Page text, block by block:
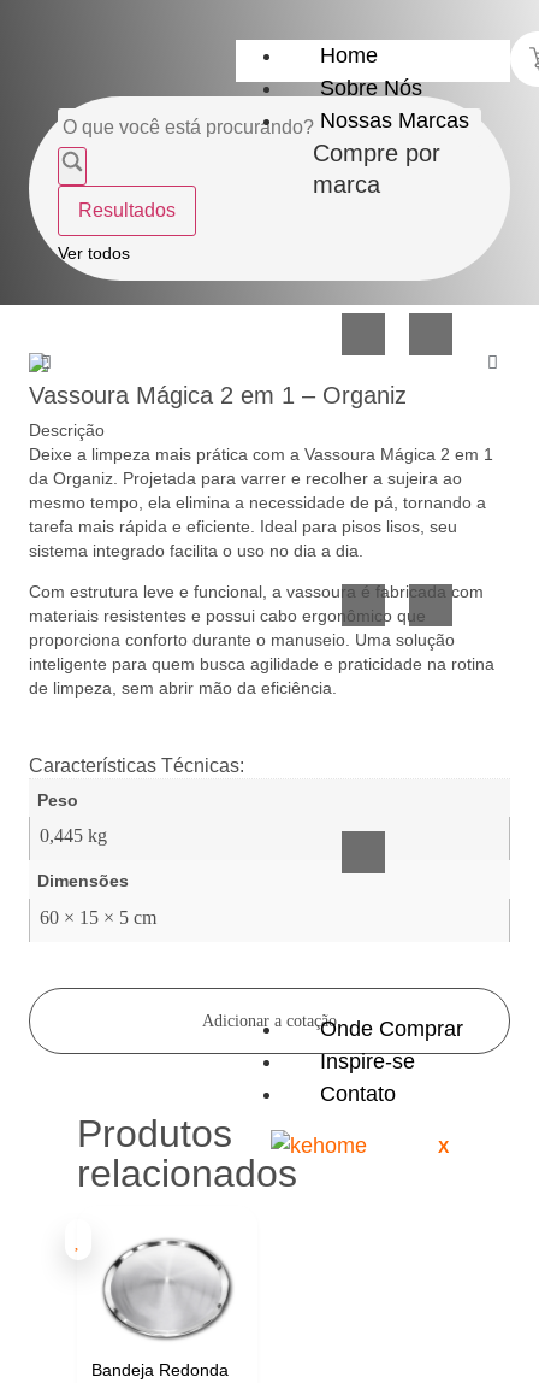
Home
Sobre Nós
Nossas Marcas
Compre por
marca
Lar
Organização
Utilidades
de
Vidro
Confeitaria
e
Acessórios
Onde Comprar
Inspire-se
Contato
X
Resultados
Ver todos
Vassoura Mágica 2 em 1 – Organiz
Descrição
Deixe a limpeza mais prática com a Vassoura Mágica 2 em 1
da Organiz. Projetada para varrer e recolher a sujeira ao
mesmo tempo, ela elimina a necessidade de pá, tornando a
tarefa mais rápida e eficiente. Ideal para pisos lisos, seu
sistema integrado facilita o uso no dia a dia.
Com estrutura leve e funcional, a vassoura é fabricada com
materiais resistentes e possui cabo ergonômico que
proporciona conforto durante o manuseio. Uma solução
inteligente para quem busca agilidade e praticidade na rotina
de limpeza, sem abrir mão da eficiência.
Características Técnicas:
Peso
0,445 kg
Dimensões
60 × 15 × 5 cm
Adicionar a cotação
Produtos
relacionados
Bandeja Redonda